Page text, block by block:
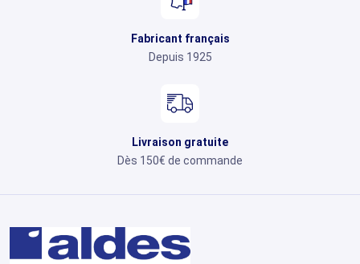
Fabricant français
Depuis 1925
Livraison gratuite
Dès 150€ de commande